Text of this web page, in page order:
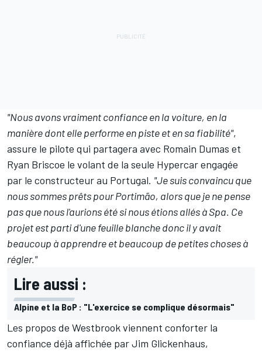
"Nous avons vraiment confiance en la voiture, en la
manière dont elle performe en piste et en sa fiabilité",
assure le pilote qui partagera avec Romain Dumas et
Ryan Briscoe le volant de la seule Hypercar engagée
par le constructeur au Portugal. "Je suis convaincu que
nous sommes prêts pour Portimão, alors que je ne pense
pas que nous l'aurions été si nous étions allés à Spa. Ce
projet est parti d'une feuille blanche donc il y avait
beaucoup à apprendre et beaucoup de petites choses à
régler."
Lire aussi :
Alpine et la BoP : "L'exercice se complique désormais"
Les propos de Westbrook viennent conforter la
confiance déjà affichée par Jim Glickenhaus,